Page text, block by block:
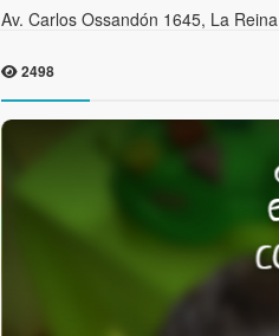
Av. Carlos Ossandón 1645, La Reina
2498